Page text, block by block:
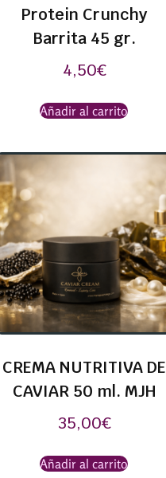
Protein Crunchy
Barrita 45 gr.
4,50€
Añadir al carrito
CREMA NUTRITIVA DE
CAVIAR 50 ml. MJH
35,00€
Añadir al carrito